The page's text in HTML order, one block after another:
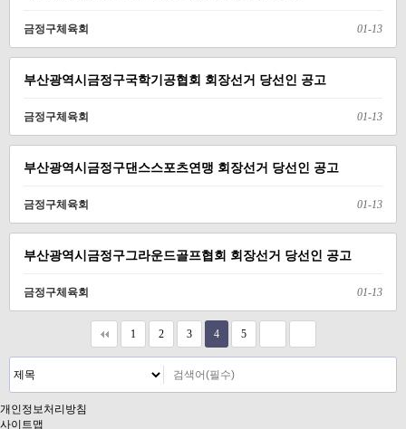
금정구체육회 01-13
부산광역시금정구국학기공협회 회장선거 당선인 공고
금정구체육회 01-13
부산광역시금정구댄스스포츠연맹 회장선거 당선인 공고
금정구체육회 01-13
부산광역시금정구그라운드골프협회 회장선거 당선인 공고
금정구체육회 01-13
1 2 3 4 5
개인정보처리방침
사이트맵